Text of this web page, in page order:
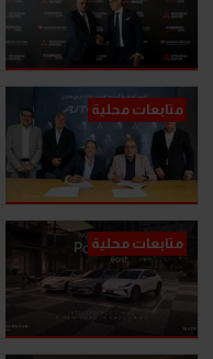
متابعات محلية
متابعات محلية